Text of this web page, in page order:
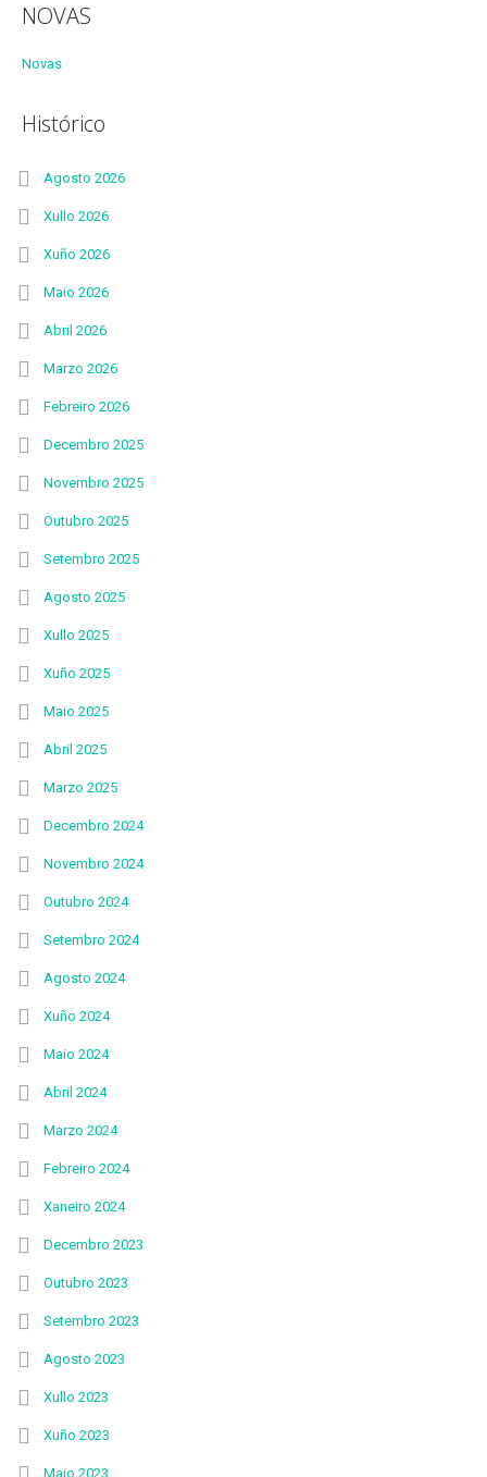
NOVAS
Novas
Histórico
Agosto 2026
Xullo 2026
Xuño 2026
Maio 2026
Abril 2026
Marzo 2026
Febreiro 2026
Decembro 2025
Novembro 2025
Outubro 2025
Setembro 2025
Agosto 2025
Xullo 2025
Xuño 2025
Maio 2025
Abril 2025
Marzo 2025
Decembro 2024
Novembro 2024
Outubro 2024
Setembro 2024
Agosto 2024
Xuño 2024
Maio 2024
Abril 2024
Marzo 2024
Febreiro 2024
Xaneiro 2024
Decembro 2023
Outubro 2023
Setembro 2023
Agosto 2023
Xullo 2023
Xuño 2023
Maio 2023